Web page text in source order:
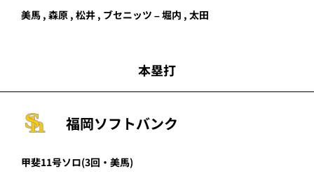
美馬 , 森原 , 松井 , ブセニッツ –堀内 , 太田
本塁打
福岡ソフトバンク
甲斐11号ソロ(3回・ 美馬)